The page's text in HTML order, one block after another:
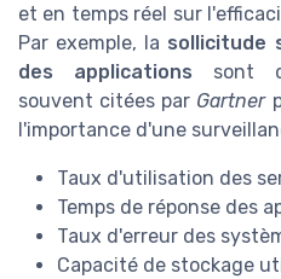
et en temps réel sur
Par exemple, la sollicitude
des applications sont
souvent citées par Gartner
l'importance d'une
Taux d'utilisation des
Temps de réponse des
Taux d'erreur des
Capacité de stockage